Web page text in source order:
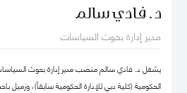
د. فادي سالم
مدير إدارة بحوث السياسات
يشغل د. فادي سالم منصب مدير إدارة بحوث
الحكومية (كلية دبي للإدارة الحكومية سابقاً)،